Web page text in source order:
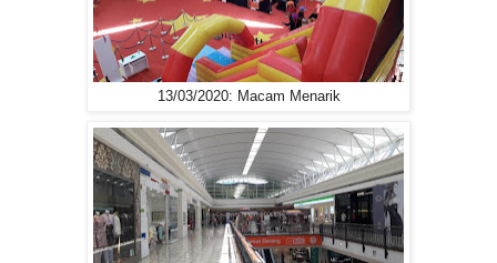
13/03/2020: Macam Menarik